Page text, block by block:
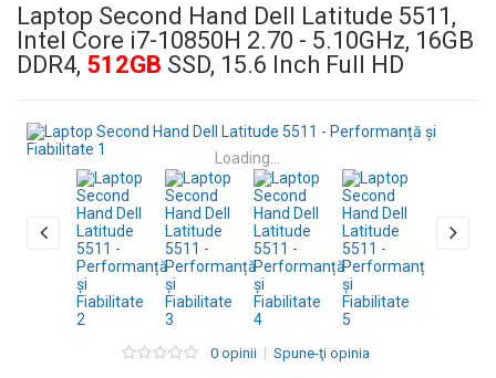
Laptop Second Hand Dell Latitude 5511,
Intel Core i7-10850H 2.70 - 5.10GHz, 16GB
DDR4, 512GB SSD, 15.6 Inch Full HD
Loading...
0 opinii Spune-ţi opinia